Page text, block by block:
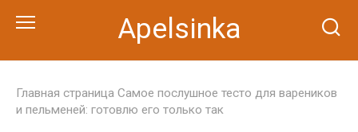
Apelsinka
Главная страница Самое послушное тесто для вареников
и пельменей: готовлю его только так